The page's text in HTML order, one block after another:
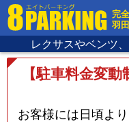
完
羽
レクサスやベンツ
【駐車料金変
お客様には日頃よ